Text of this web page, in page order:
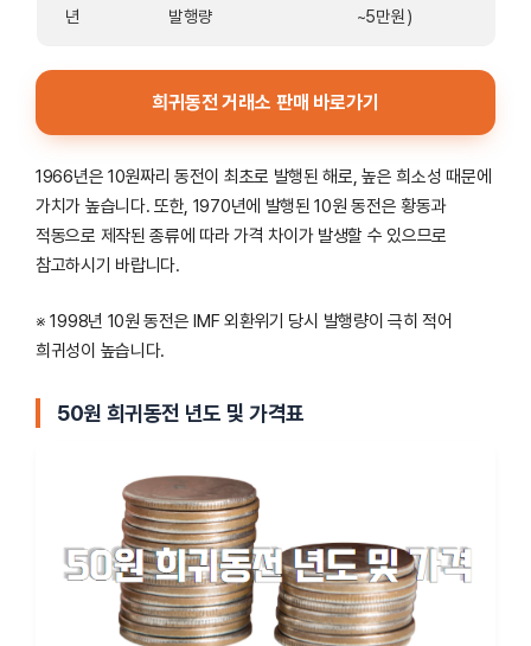
년
발행량
~5만원)
희귀동전 거래소 판매 바로가기
1966년은 10원짜리 동전이 최초로 발행된 해로, 높은 희소성 때문에
가치가 높습니다. 또한, 1970년에 발행된 10원 동전은 황동과
적동으로 제작된 종류에 따라 가격 차이가 발생할 수 있으므로
참고하시기 바랍니다.
※ 1998년 10원 동전은 IMF 외환위기 당시 발행량이 극히 적어
희귀성이 높습니다.
50원 희귀동전 년도 및 가격표